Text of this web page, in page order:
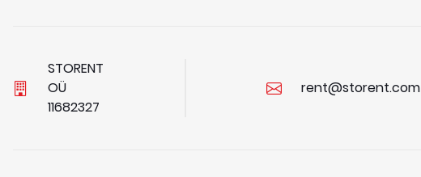
STORENT
OÜ
11682327
rent@storent.com